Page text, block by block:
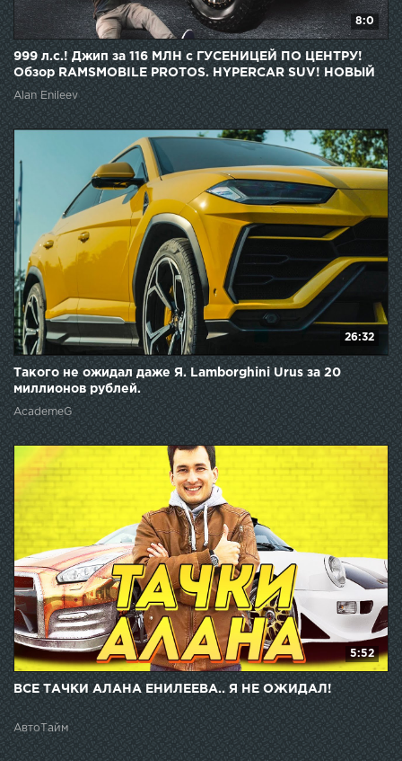
8:0
999 л.с.! Джип за 116 МЛН с ГУСЕНИЦЕЙ ПО ЦЕНТРУ!
Обзор RAMSMOBILE PROTOS. HYPERCAR SUV! НОВЫЙ
КЛАСС!
Alan Enileev
26:32
Такого не ожидал даже Я. Lamborghini Urus за 20
миллионов рублей.
AcademeG
5:52
ВСЕ ТАЧКИ АЛАНА ЕНИЛЕЕВА.. Я НЕ ОЖИДАЛ!
АвтоТайм